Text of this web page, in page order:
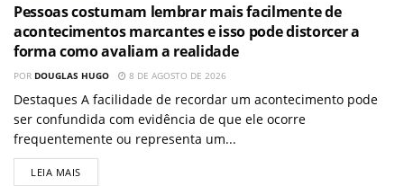
Pessoas costumam lembrar mais facilmente de
acontecimentos marcantes e isso pode distorcer a
forma como avaliam a realidade
POR DOUGLAS HUGO 8 DE AGOSTO DE 2026
Destaques A facilidade de recordar um acontecimento pode
ser confundida com evidência de que ele ocorre
frequentemente ou representa um...
LEIA MAIS